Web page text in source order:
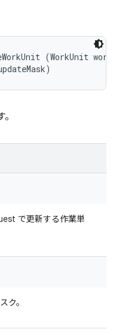
(WorkUnit
で更新する作業単
ク。